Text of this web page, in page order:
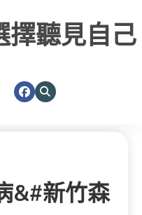
擇聽見自己
&#新竹森